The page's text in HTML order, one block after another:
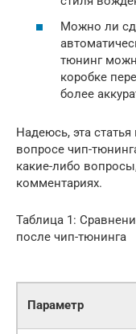
Можно ли
тюнинг
коробке
более
Надеюсь, эта
вопросе чип-
какие-либо
комментариях.
Таблица 1:
после чип-тюнинга
Параметр